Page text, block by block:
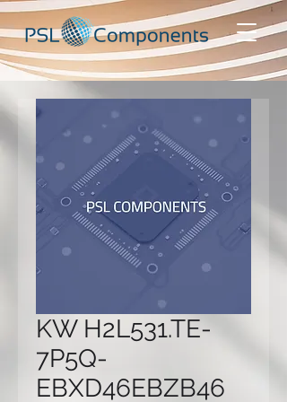
KW H2L531.TE-
7P5Q-
EBXD46EBZB46